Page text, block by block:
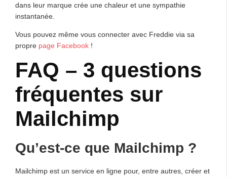
dans leur marque crée une chaleur et une sympathie
instantanée.
Vous pouvez même vous connecter avec Freddie via sa
propre page Facebook !
FAQ – 3 questions
fréquentes sur
Mailchimp
Qu’est-ce que Mailchimp ?
Mailchimp est un service en ligne pour, entre autres, créer et